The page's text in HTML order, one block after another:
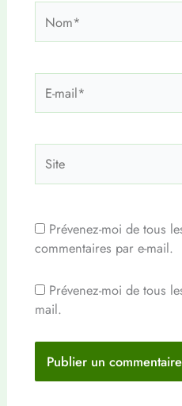
mail*
Prévenez-moi de tous
commentaires par e-mail.
Prévenez-moi de tous
mail.